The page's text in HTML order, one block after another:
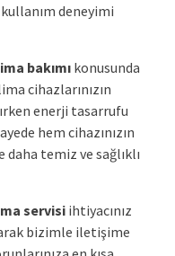
deneyimi
bakımıkonusunda
cihazlarınızın
enerji tasarrufu
hem cihazınızın
temiz ve sağlıklı
servisiihtiyacınız
bizimle iletişime